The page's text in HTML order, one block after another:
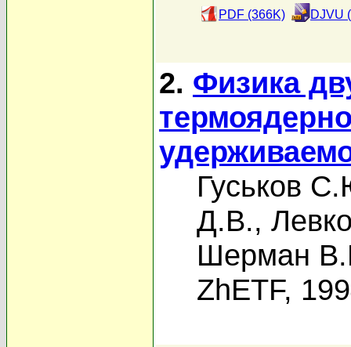
PDF (366K) DJVU
2. Физика
Гуськов
Д.В.,
Шерман
ZhETF,